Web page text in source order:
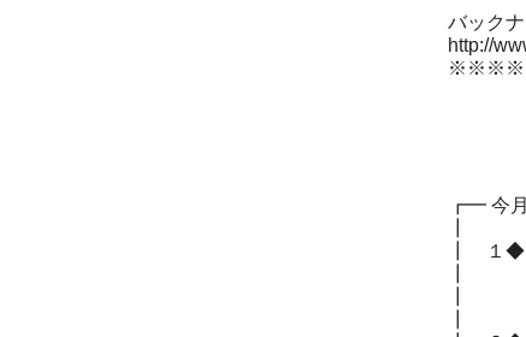
バック
http://
┏━
┃ １